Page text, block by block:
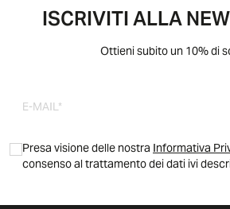
ISCRIVITI ALLA
Ottieni subito un 10% di
Presa visione delle nostraInformativa
consenso al trattamento dei dati ivi